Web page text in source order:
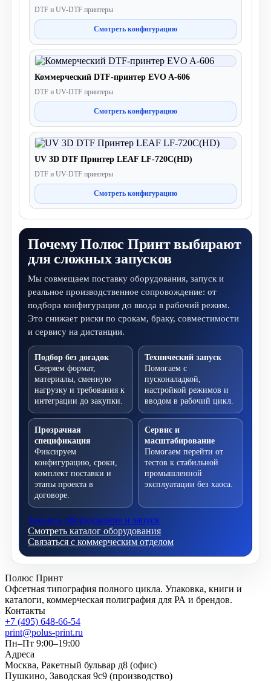
DTF и UV-DTF принтеры
Смотреть конфигурацию
Коммерческий DTF-принтер EVO A-606
DTF и UV-DTF принтеры
Смотреть конфигурацию
UV 3D DTF Принтер LEAF LF-720C(HD)
DTF и UV-DTF принтеры
Смотреть конфигурацию
Почему Полюс Принт выбирают
для сложных запусков
Мы совмещаем поставку оборудования, запуск и
реальное производственное сопровождение: от
подбора конфигурации до ввода в рабочий режим.
Это снижает риски по срокам, браку, совместимости
и сервису на дистанции.
Подбор без догадок
Сверяем формат,
материалы, сменную
нагрузку и требования к
интеграции до закупки.
Технический запуск
Помогаем с
пусконаладкой,
настройкой режимов и
вводом в рабочий цикл.
Прозрачная
спецификация
Фиксируем
конфигурацию, сроки,
комплект поставки и
этапы проекта в
договоре.
Сервис и
масштабирование
Помогаем перейти от
тестов к стабильной
промышленной
эксплуатации без хаоса.
Заказать оборудование и запуск
Смотреть каталог оборудования
Связаться с коммерческим отделом
Полюс Принт
Офсетная типография полного цикла. Упаковка, книги и
каталоги, коммерческая полиграфия для РА и брендов.
Контакты
+7 (495) 648-66-54
print@polus-print.ru
Пн–Пт 9:00–19:00
Адреса
Москва, Ракетный бульвар д8 (офис)
Пушкино, Заводская 9с9 (производство)